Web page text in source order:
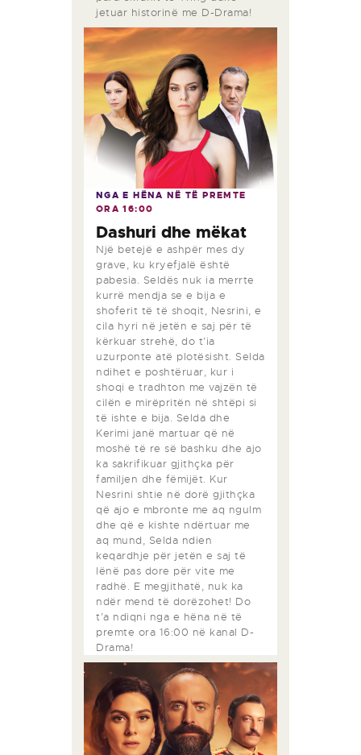
jetuar historinë me D-Drama!
NGA E HËNA NË TË PREMTE
ORA16:00
Dashuri dhe mëkat
Një betejë e ashpër mes dy
grave, ku kryefjalë është
pabesia. Seldës nuk ia merrte
kurrë mendja se e bija e
shoferit të të shoqit, Nesrini, e
cila hyri në jetën e saj për të
kërkuar strehë, do t’ia
uzurponte atë plotësisht. Selda
ndihet e poshtëruar, kur i
shoqi e tradhton me vajzën të
cilën e mirëpritën në shtëpi si
të ishte e bija. Selda dhe
Kerimi janë martuar që në
moshë të re së bashku dhe ajo
ka sakrifikuar gjithçka për
familjen dhe fëmijët. Kur
Nesrini shtie në dorë gjithçka
që ajo e mbronte me aq ngulm
dhe që e kishte ndërtuar me
aq mund, Selda ndien
keqardhje për jetën e saj të
lënë pas dore për vite me
radhë. E megjithatë, nuk ka
ndër mend të dorëzohet! Do
t’a ndiqni nga e hëna në të
premte ora 16:00 në kanal D-
Drama!